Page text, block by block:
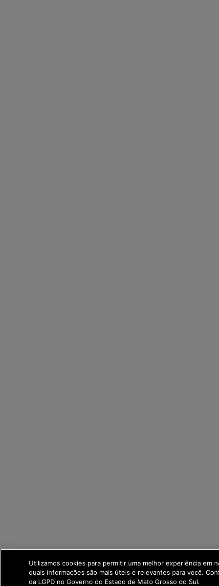
Utilizamos cookies para permitir uma melhor experiência em
quais informações são mais úteis e relevantes para você.
da LGPD no Governo do Estado de Mato Grosso do Sul.